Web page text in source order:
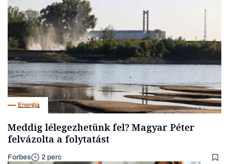
Energia
Meddig lélegezhetünk fel? Magyar Péter
felvázolta a folytatást
Forbes 2 perc